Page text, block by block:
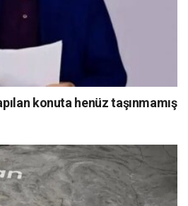
konuta henüz taşınmamış